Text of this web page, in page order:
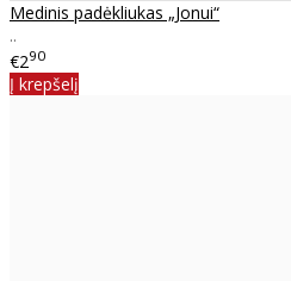
Medinis padėkliukas „Jonui“
..
€290
Į krepšelį